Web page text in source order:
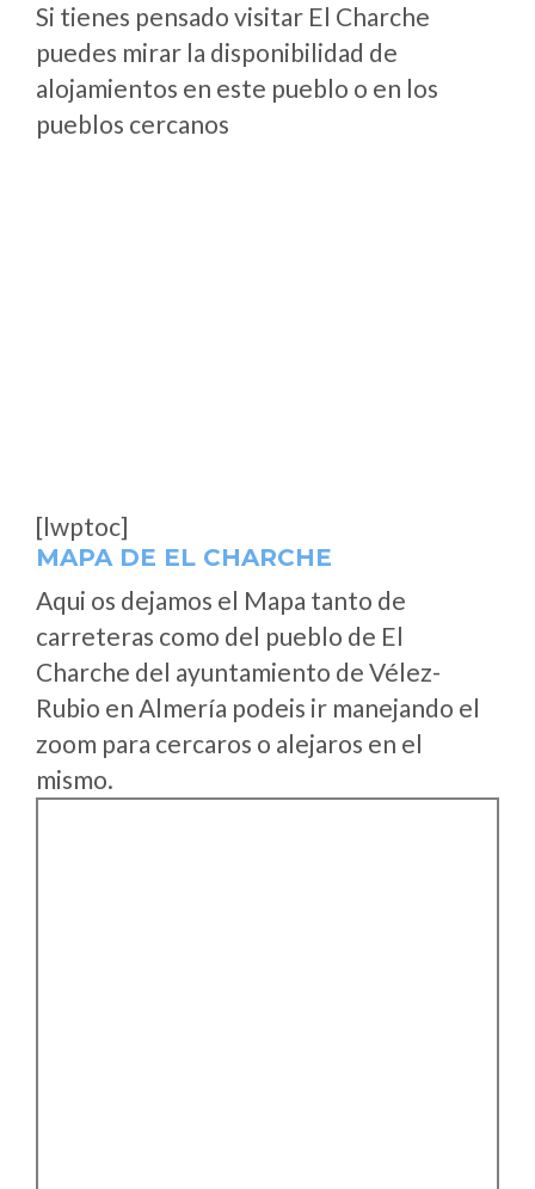
Si tienes pensado visitar El Charche
puedes mirar la disponibilidad de
alojamientos en este pueblo o en los
pueblos cercanos
[lwptoc]
MAPA DE EL CHARCHE
Aqui os dejamos el Mapa tanto de
carreteras como del pueblo de El
Charche del ayuntamiento de Vélez-
Rubio en Almería podeis ir manejando el
zoom para cercaros o alejaros en el
mismo.